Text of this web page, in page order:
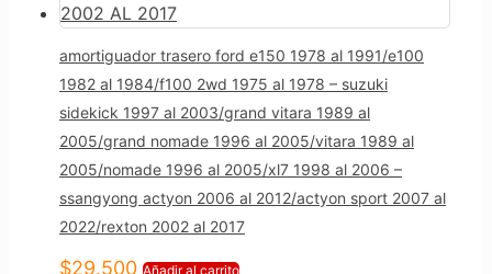
amortiguador trasero ford e150 1978 al 1991/e100
1982 al 1984/f100 2wd 1975 al 1978 – suzuki
sidekick 1997 al 2003/grand vitara 1989 al
2005/grand nomade 1996 al 2005/vitara 1989 al
2005/nomade 1996 al 2005/xl7 1998 al 2006 –
ssangyong actyon 2006 al 2012/actyon sport 2007 al
2022/rexton 2002 al 2017
$29.500 Añadir al carrito